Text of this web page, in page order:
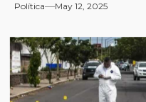
Política May 12, 2025